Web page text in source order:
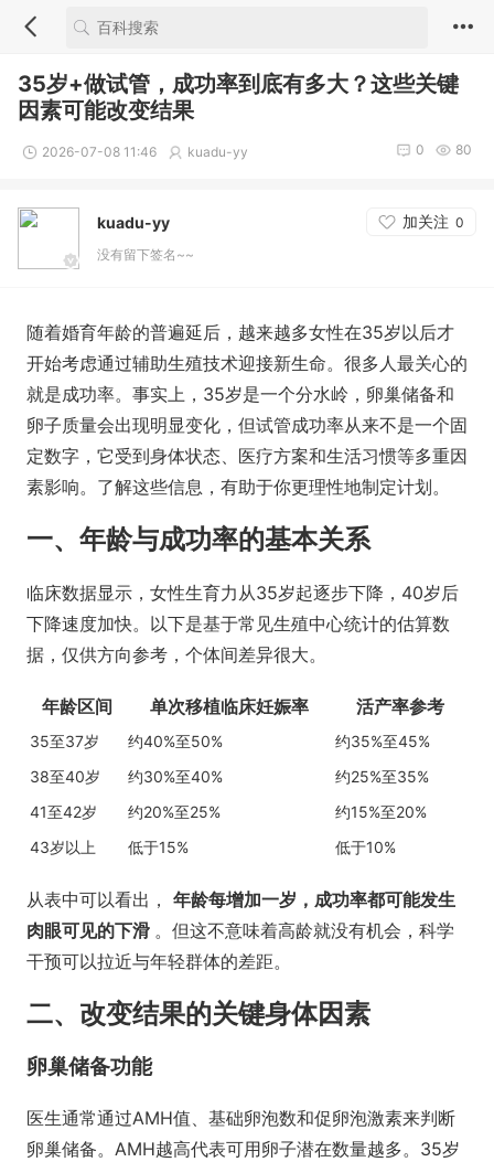
35岁+做试管，成功率到底有多大？这些关键
因素可能改变结果
2026-07-08 11:46 kuadu-yy 80
0
kuadu-yy 加关注 0
没有留下签名~~
随着婚育年龄的普遍延后，越来越多女性在35岁以后才
开始考虑通过辅助生殖技术迎接新生命。很多人最关心的
就是成功率。事实上，35岁是一个分水岭，卵巢储备和
卵子质量会出现明显变化，但试管成功率从来不是一个固
定数字，它受到身体状态、医疗方案和生活习惯等多重因
素影响。了解这些信息，有助于你更理性地制定计划。
一、年龄与成功率的基本关系
临床数据显示，女性生育力从35岁起逐步下降，40岁后
下降速度加快。以下是基于常见生殖中心统计的估算数
据，仅供方向参考，个体间差异很大。
年龄区间 单次移植临床妊娠率 活产率参考
35至37岁 约40%至50%
约35%至45%
38至40岁
约30%至40%
约25%至35%
41至42岁
约20%至25%
约15%至20%
43岁以上
低于15% 低于10%
从表中可以看出， 年龄每增加一岁，成功率都可能发生
肉眼可见的下滑 。但这不意味着高龄就没有机会，科学
干预可以拉近与年轻群体的差距。
二、改变结果的关键身体因素
卵巢储备功能
医生通常通过AMH值、基础卵泡数和促卵泡激素来判断
卵巢储备。AMH越高代表可用卵子潜在数量越多。35岁